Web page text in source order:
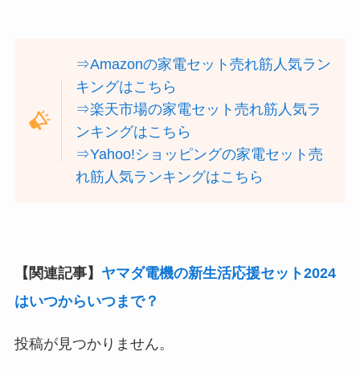
⇒Amazonの家電セット売れ筋人気ラン
キングはこちら
⇒楽天市場の家電セット売れ筋人気ラ
ンキングはこちら
⇒Yahoo!ショッピングの家電セット売
れ筋人気ランキングはこちら
【関連記事】 ヤマダ電機の新生活応援セット2024
はいつからいつまで？
投稿が見つかりません。